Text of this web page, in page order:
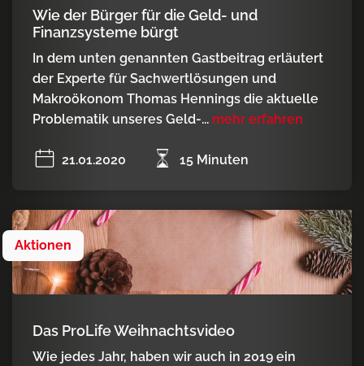
Wie der Bürger für die Geld- und
Finanzsysteme bürgt
In dem unten genannten Gastbeitrag erläutert
der Experte für Sachwertlösungen und
Makroökonom Thomas Hennings die aktuelle
Problematik unseres Geld-... mehr erfahren
21.01.2020 15 Minuten
Aktionen
Das ProLife Weihnachtsvideo
Wie jedes Jahr, haben wir auch in 2019 ein